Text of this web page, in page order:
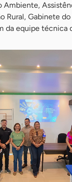
Ambiente,
Rural, Gabinete
da equipe técnica